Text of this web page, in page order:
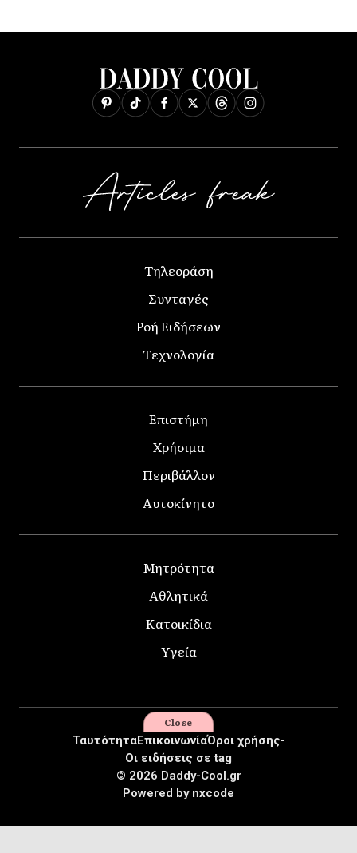
Τηλεοράση
Συνταγές
Ροή Ειδήσεων
Τεχνολογία
Επιστήμη
Χρήσιμα
Περιβάλλον
Αυτοκίνητο
Μητρότητα
Αθλητικά
Κατοικίδια
Υγεία
© 2026 Daddy-Cool.gr
ΤαυτότηταΕπικοινωνίαΌροι χρήσης-
Οι ειδήσεις σε tag
Powered by nxcode
Close